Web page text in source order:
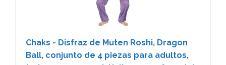
Chaks - Disfraz de Muten Roshi, Dragon
Ball, conjunto de 4 piezas para adultos,